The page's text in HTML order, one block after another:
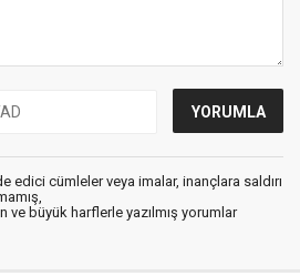
edici cümleler veya imalar, inançlara saldırı
ve büyük harflerle yazılmış yorumlar